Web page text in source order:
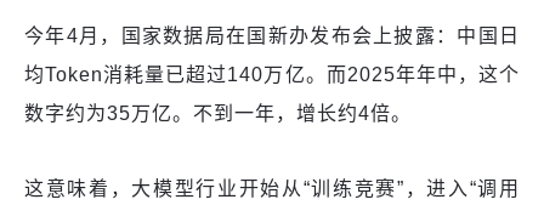
今年4月，国家数据局在国新办发布会上披露：中国日
均Token消耗量已超过140万亿。而2025年年中，这个
数字约为35万亿。不到一年，增长约4倍。
这意味着，大模型行业开始从“训练竞赛”，进入“调用